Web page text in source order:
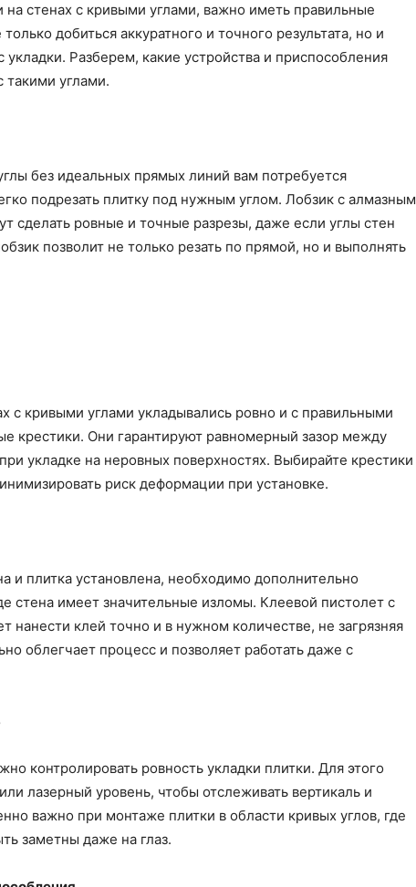
на стенах с кривыми углами, важно иметь правильные
добиться аккуратного и точного результата, но и
укладки. Разберем, какие устройства и приспособления
такими углами.
без идеальных прямых линий вам потребуется
подрезать плитку под нужным углом. Лобзик с алмазным
сделать ровные и точные разрезы, даже если углы стен
позволит не только резать по прямой, но и выполнять
с кривыми углами укладывались ровно и с правильными
крестики. Они гарантируют равномерный зазор между
укладке на неровных поверхностях. Выбирайте крестики
риск деформации при установке.
и плитка установлена, необходимо дополнительно
стена имеет значительные изломы. Клеевой пистолет с
нанести клей точно и в нужном количестве, не загрязняя
облегчает процесс и позволяет работать даже с
контролировать ровность укладки плитки. Для этого
лазерный уровень, чтобы отслеживать вертикаль и
важно при монтаже плитки в области кривых углов, где
заметны даже на глаз.